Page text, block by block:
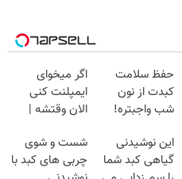
حفظ سلامت
کبدت از نون
شب واجبتره!
اگر میخوای
ایمپلنت کنی
الان وقتشه |
میلیون تومان!!!
این نوشیدنی
گیاهی کبد شما
شست و شوی
چربی های کبد با